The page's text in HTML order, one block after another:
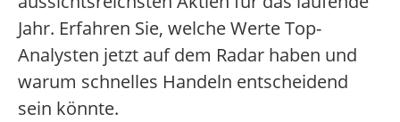
Jahr. Erfahren Sie, welche Werte Top-
Analysten jetzt auf dem Radar haben und
warum schnelles Handeln entscheidend
sein könnte.